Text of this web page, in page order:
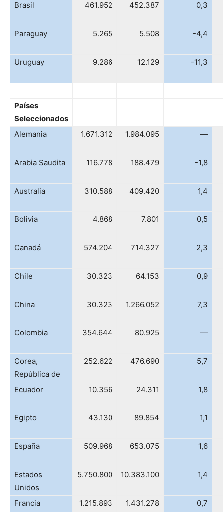
Brasil 461.952 452.387 0,3
Paraguay 5.265 5.508 -4,4
Uruguay 9.286 12.129 -11,3
Países
Seleccionados
Alemania
1.671.312 1.984.095 —
Arabia Saudita 116.778 188.479 -1,8
Australia 310.588 409.420 1,4
Bolivia 4.868 7.801 0,5
Canadá 574.204 714.327 2,3
Chile 30.323 64.153 0,9
China 30.323 1.266.052 7,3
Colombia 354.644 80.925 —
Corea,
República de
252.622 476.690 5,7
Ecuador 10.356 24.311 1,8
Egipto 43.130 89.854 1,1
España 509.968 653.075 1,6
Estados
Unidos
5.750.800 10.383.100 1,4
Francia 1.215.893 1.431.278 0,7